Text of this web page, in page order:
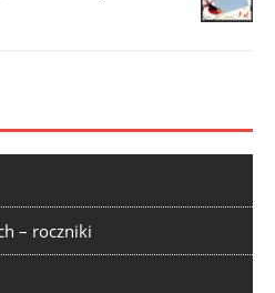
– roczniki